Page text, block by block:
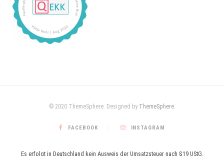
© 2020 ThemeSphere. Designed by ThemeSphere.
FACEBOOK INSTAGRAM
Es erfolgt in Deutschland kein Ausweis der Umsatzsteuer nach §19 UStG.